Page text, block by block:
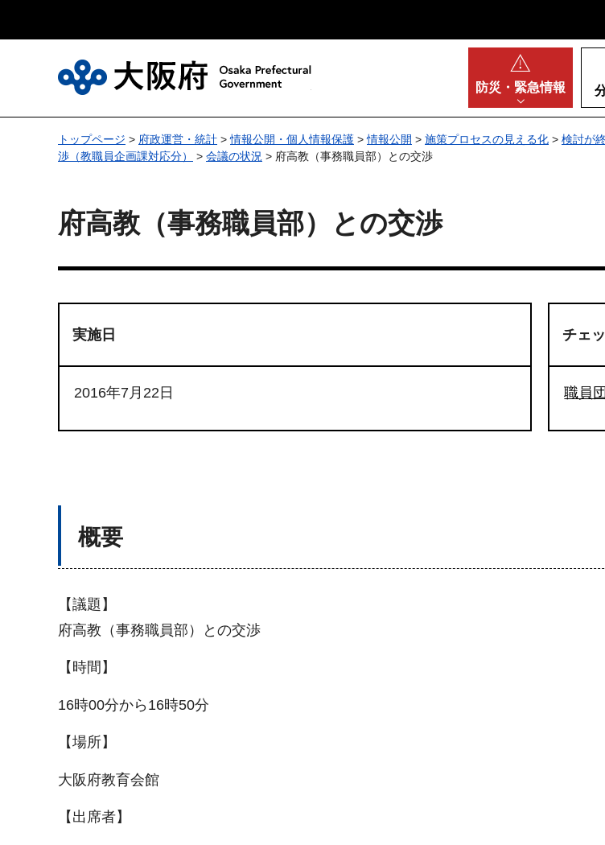
防災・ 緊急情報
トップページ > 府政運営・統計 >情報公開・個人情報保護 >情報公開 > 施策プロセスの見える化 > 検討が
渉（教職員企画課対応分）
> 会議の状況 > 府高教（事務職員部）との交渉
府高教（事務職員部）との交渉
実施日
2016年7月22日
チェ
職員
概要
【議題】
府高教（事務職員部）との交渉
【時間】
16時00分から16時50分
【場所】
大阪府教育会館
【出席者】